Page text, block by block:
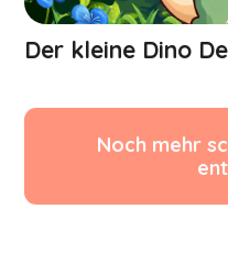
Der kleine Dino
Noch mehr